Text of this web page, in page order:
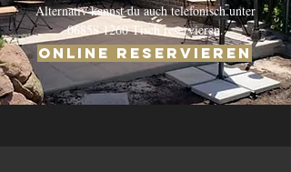
Alternativ kannst du auch telefonisch unter
06858 1260Tisch reservieren.
ONLINE RESERVIEREN